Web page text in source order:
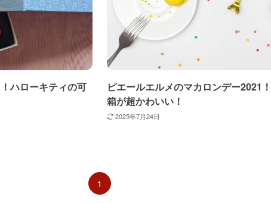
ハローキティの可
ピエールエルメのマカロンデー2021
箱が超かわいい！
2025年7月24日
1